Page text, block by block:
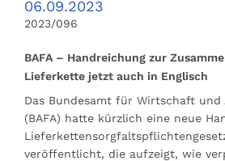
06.09.2023
2023/096
BAFA – Handreichung zur
Lieferkette jetzt auch in Englisch
Das Bundesamt für Wirtschaft
(BAFA) hatte kürzlich eine neue
veröffentlicht, die aufzeigt, wie